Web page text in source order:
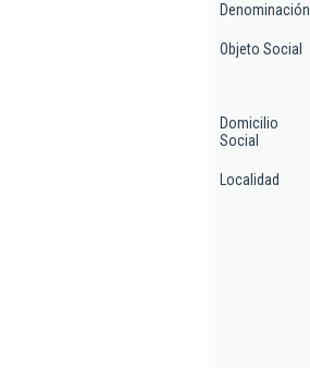
Denominación
Objeto Social
Domicilio
Social
Localidad